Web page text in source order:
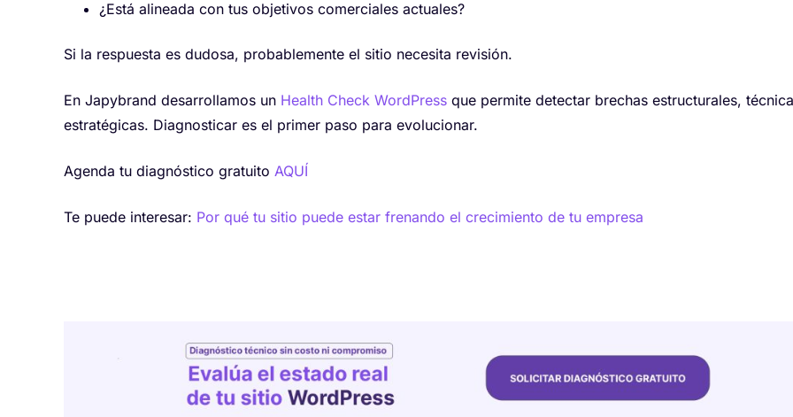
¿Está alineada con tus objetivos comerciales actuales?
Si la respuesta es dudosa, probablemente el sitio necesita revisión.
En Japybrand desarrollamos un Health Check WordPress que permite detectar brechas estructurales,
estratégicas. Diagnosticar es el primer paso para evolucionar.
Agenda tu diagnóstico gratuito AQUÍ
Te puede interesar: Por qué tu sitio puede estar frenando el crecimiento de tu empresa